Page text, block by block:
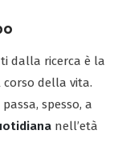
dalla ricerca è la
della vita.
spesso, a
nell’età